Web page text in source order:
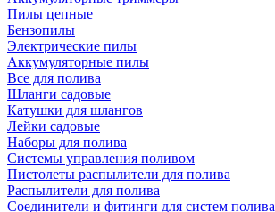
Пилы цепные
Бензопилы
Электрические пилы
Аккумуляторные пилы
Все для полива
Шланги садовые
Катушки для шлангов
Лейки садовые
Наборы для полива
Системы управления поливом
Пистолеты распылители для полива
Распылители для полива
Соединители и фитинги для систем полива